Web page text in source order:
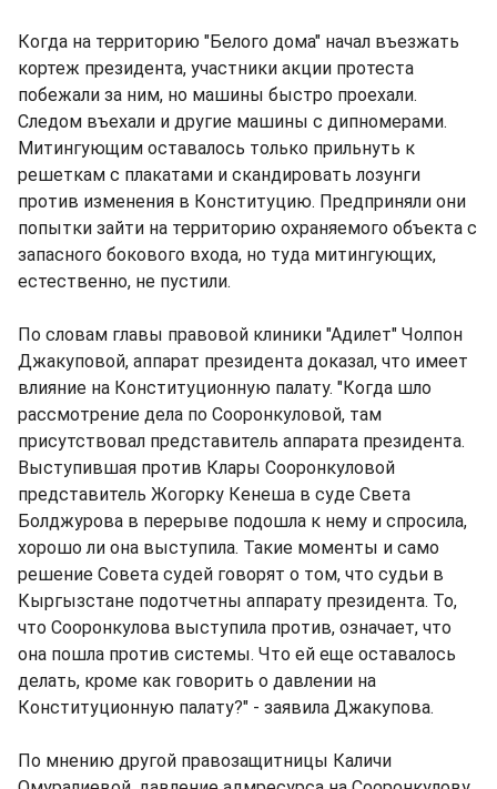
Когда на территорию "Белого дома" начал въезжать
кортеж президента, участники акции протеста
побежали за ним, но машины быстро проехали.
Следом въехали и другие машины с дипномерами.
Митингующим оставалось только прильнуть к
решеткам с плакатами и скандировать лозунги
против изменения в Конституцию. Предприняли они
попытки зайти на территорию охраняемого объекта с
запасного бокового входа, но туда митингующих,
естественно, не пустили.
По словам главы правовой клиники "Адилет" Чолпон
Джакуповой, аппарат президента доказал, что имеет
влияние на Конституционную палату. "Когда шло
рассмотрение дела по Сооронкуловой, там
присутствовал представитель аппарата президента.
Выступившая против Клары Сооронкуловой
представитель Жогорку Кенеша в суде Света
Болджурова в перерыве подошла к нему и спросила,
хорошо ли она выступила. Такие моменты и само
решение Совета судей говорят о том, что судьи в
Кыргызстане подотчетны аппарату президента. То,
что Сооронкулова выступила против, означает, что
она пошла против системы. Что ей еще оставалось
делать, кроме как говорить о давлении на
Конституционную палату?" - заявила Джакупова.
По мнению другой правозащитницы Каличи